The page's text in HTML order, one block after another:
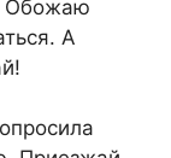
Обожаю
А